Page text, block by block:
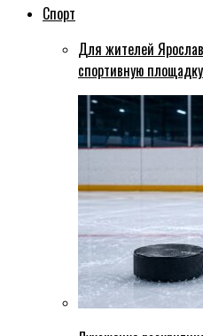
Спорт
Для жителей
спортивную площадку